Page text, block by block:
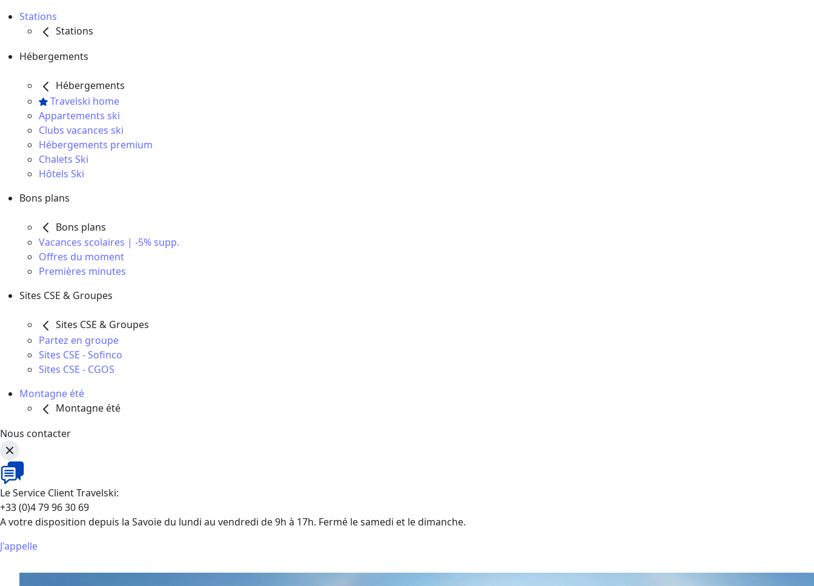
Stations
Stations
Hébergements
Hébergements
Travelski home
Appartements ski
Clubs vacances ski
Hébergements premium
Chalets Ski
Hôtels Ski
Bons plans
Bons plans
Vacances scolaires | -5% supp.
Offres du moment
Premières minutes
Sites CSE & Groupes
Sites CSE & Groupes
Partez en groupe
Sites CSE - Sofinco
Sites CSE - CGOS
Montagne été
Montagne été
Nous contacter
Le Service Client Travelski:
+33 (0)4 79 96 30 69
A votre disposition depuis la Savoie du lundi au vendredi de 9h à 17h. Fermé le samedi et le dimanche.
J'appelle